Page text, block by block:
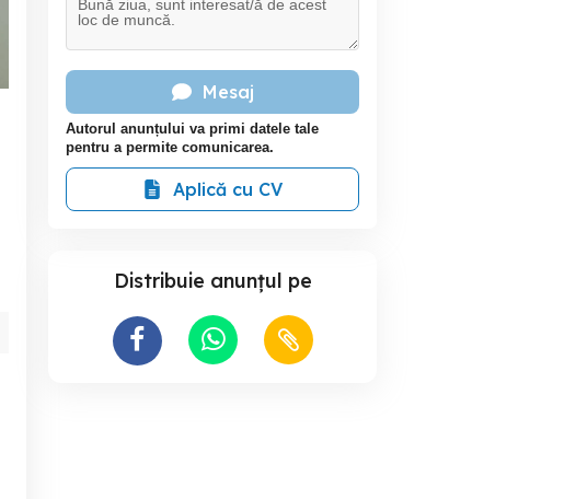
Mesaj
Autorul anunțului va primi datele tale
pentru a permite comunicarea.
Aplică cu CV
Distribuie anunțul pe